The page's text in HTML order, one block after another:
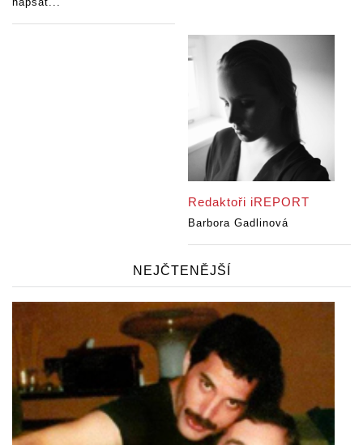
Redaktoři iREPORT
Barbora Gadlinová
NEJČTENĚJŠÍ